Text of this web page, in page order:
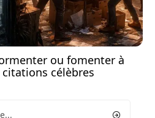
ou fomenter à
célèbres